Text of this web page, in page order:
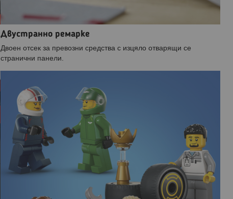
Двустранно ремарке
Двоен отсек за превозни средства с изцяло отварящи се
странични панели.